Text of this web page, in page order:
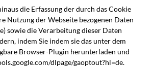
die Erfassung der durch das Cookie
Nutzung der Webseite bezogenen Daten
sowie die Verarbeitung dieser Daten
indem Sie indem sie das unter dem
Browser-Plugin herunterladen und
dlpage/gaoptout?hl=de.